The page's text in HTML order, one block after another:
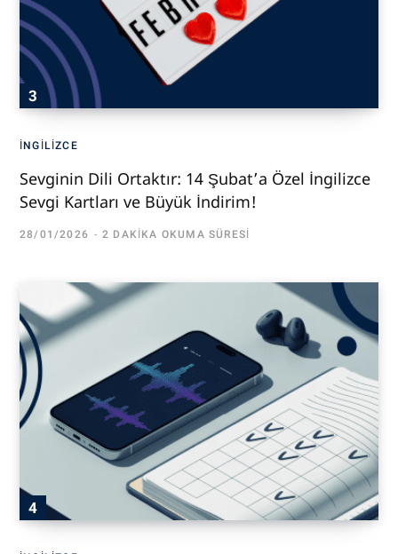
İNGILIZCE
Sevginin Dili Ortaktır: 14 Şubat’a Özel İngilizce
Sevgi Kartları ve Büyük İndirim!
28/01/2026 2 DAKIKA OKUMA SÜRESI